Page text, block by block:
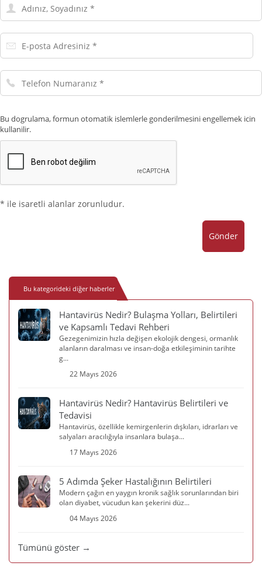
Soyadınız
E-
posta
Telefon
Numaranız
Bu dogrulama, formun otomatik islemlerle gonderilmesini engellemek icin
kullanilir.
* ile isaretli alanlar zorunludur.
Gönder
Bu kategorideki diğer haberler
Hantavirüs Nedir? Bulaşma Yolları, Belirtileri
ve Kapsamlı Tedavi Rehberi
Gezegenimizin hızla değişen ekolojik dengesi, ormanlık
alanların daralması ve insan-doğa etkileşiminin tarihte
g...
22 Mayıs 2026
Hantavirüs Nedir? Hantavirüs Belirtileri ve
Tedavisi
Hantavirüs, özellikle kemirgenlerin dışkıları, idrarları ve
salyaları aracılığıyla insanlara bulaşa...
17 Mayıs 2026
5 Adımda Şeker Hastalığının Belirtileri
Modern çağın en yaygın kronik sağlık sorunlarından biri
olan diyabet, vücudun kan şekerini düz...
04 Mayıs 2026
Tümünü göster →